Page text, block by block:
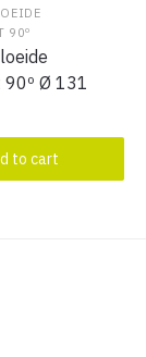
90º
Ø 131
to cart